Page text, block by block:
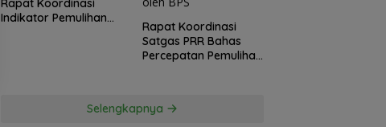
Rapat Koordinasi
Indikator Pemulihan
Rapat Koordinasi
Satgas PRR Bahas
Percepatan Pemulihan
Selengkapnya